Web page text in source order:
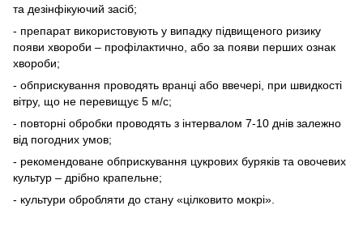
та дезінфікуючий засіб;
- препарат використовують у випадку підвищеного ризику
появи хвороби – профілактично, або за появи перших ознак
хвороби;
- обприскування проводять вранці або ввечері, при швидкості
вітру, що не перевищує 5 м/с;
- повторні обробки проводять з інтервалом 7-10 днів залежно
від погодних умов;
- рекомендоване обприскування цукрових буряків та овочевих
культур – дрібно крапельне;
- культури обробляти до стану «цілковито мокрі».